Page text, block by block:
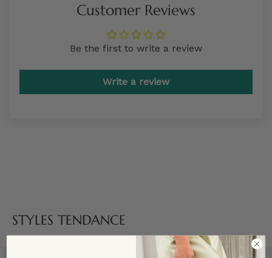
Customer Reviews
Be the first to write a review
Write a review
STYLES TENDANCE